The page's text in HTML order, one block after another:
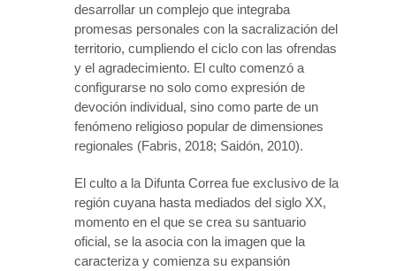
desarrollar un complejo que integraba
promesas personales con la sacralización del
territorio, cumpliendo el ciclo con las ofrendas
y el agradecimiento. El culto comenzó a
configurarse no solo como expresión de
devoción individual, sino como parte de un
fenómeno religioso popular de dimensiones
regionales (Fabris, 2018; Saidón, 2010).
El culto a la Difunta Correa fue exclusivo de la
región cuyana hasta mediados del siglo XX,
momento en el que se crea su santuario
oficial, se la asocia con la imagen que la
caracteriza y comienza su expansión